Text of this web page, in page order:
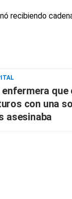
enfermera que
con una
asesinaba